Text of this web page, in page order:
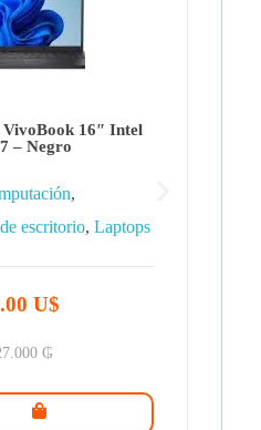
VivoBook 16″ Intel
– Negro
,
escritorio, Laptops
U$
₲